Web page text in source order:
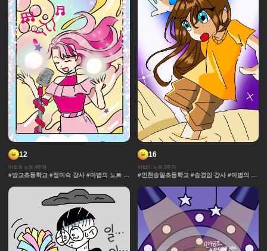
12
마법의 노트 4주차
#방교초등학교 #정미숙 강사 #마법의 노트 #
날씨 #캐릭터 #아이돌 #액션 #컷만화 #창작
디자인 #마법 #노트 #채색기법 #연출 #무대
16
마법의 노트 3주차
#인천송일초등학교 #송경임 강사 #마법의 노
티 #날씨 #캐릭터 #아이돌 #액션 #컷만화 #
개성 #창작 디자인 #마법 #노트 #채색기법 #
댄스 #연출 #무대